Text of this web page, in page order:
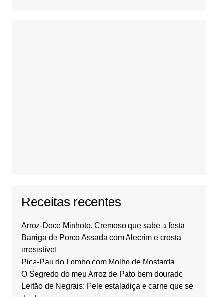
Receitas recentes
Arroz-Doce Minhoto. Cremoso que sabe a festa
Barriga de Porco Assada com Alecrim e crosta
irresistível
Pica-Pau do Lombo com Molho de Mostarda
O Segredo do meu Arroz de Pato bem dourado
Leitão de Negrais: Pele estaladiça e carne que se